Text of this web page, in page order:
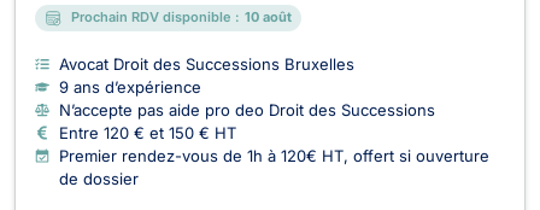
Prochain RDV disponible : 10 août
Avocat Droit des Successions Bruxelles
9 ans d’expérience
N’accepte pas aide pro deo Droit des Successions
Entre 120 € et 150 € HT
Premier rendez-vous de 1h à 120€ HT, offert si ouverture
de dossier